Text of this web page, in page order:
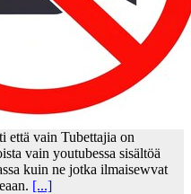
että vain Tubettajia on
vain youtubessa sisältöä
kuin ne jotka ilmaisewvat
[...]